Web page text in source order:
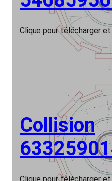
Clique pour télécharger
Collision
Clique pour télécharger